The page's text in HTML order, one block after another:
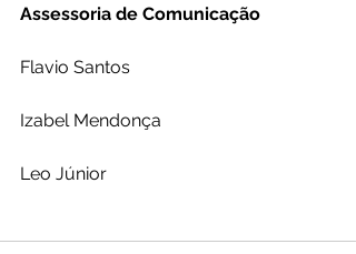
Assessoria de Comunicação
Flavio Santos
Izabel Mendonça
Leo Júnior